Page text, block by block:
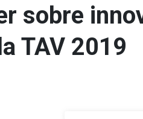
sobre
TAV 2019